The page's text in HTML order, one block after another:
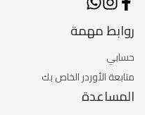
روابط مهمة
حسابي
متابعة الأوردر الخاص بك
المساعدة